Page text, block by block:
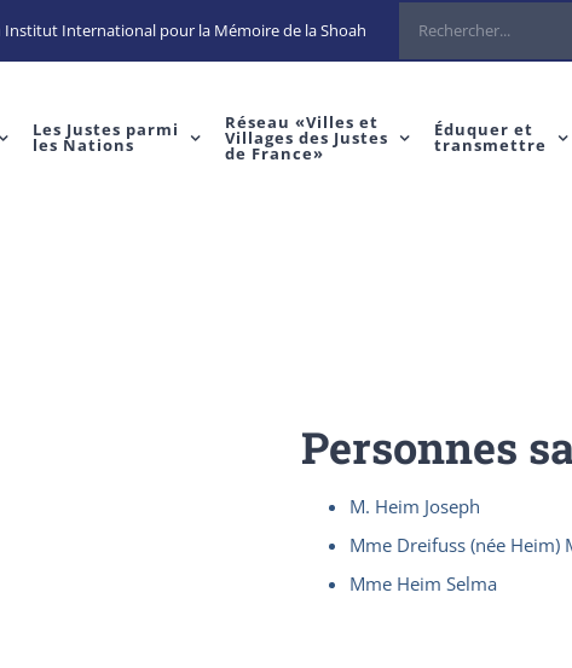
Institut International pour la Mémoire de la Shoah Rechercher
Les Justes parmi
les Nations
Réseau «Villes et
Villages des Justes
de France»
Éduquer et
transmettre
Personnes
M. Heim Joseph
Mme Dreifuss (née Heim)
Mme Heim Selma